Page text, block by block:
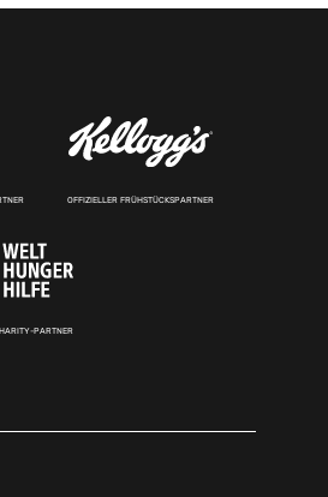
OFFIZIELLER FRÜHSTÜCKSPARTNER
PARTNER